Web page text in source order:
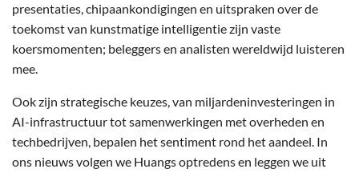
presentaties, chipaankondigingen en uitspraken over de
toekomst van kunstmatige intelligentie zijn vaste
koersmomenten; beleggers en analisten wereldwijd luisteren
mee.
Ook zijn strategische keuzes, van miljardeninvesteringen in
AI-infrastructuur tot samenwerkingen met overheden en
techbedrijven, bepalen het sentiment rond het aandeel. In
ons nieuws volgen we Huangs optredens en leggen we uit